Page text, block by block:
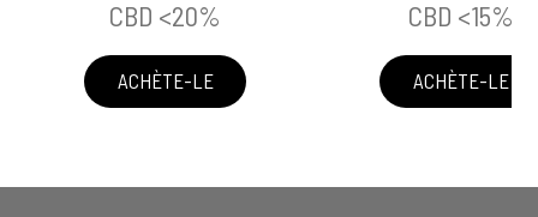
CBD <20%
ACHÈTE-LE
CBD <15%
ACHÈTE-LE